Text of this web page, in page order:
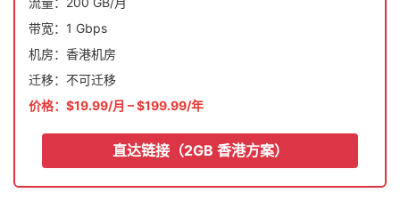
带宽：1 Gbps
机房：香港机房
迁移：不可迁移
价格：$19.99/月 – $199.99/年
直达链接（2GB 香港方案）